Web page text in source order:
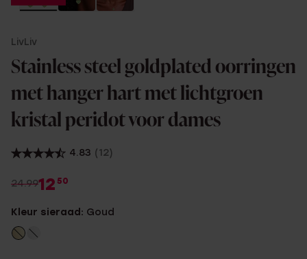
LivLiv
Stainless steel goldplated oorringen
met hanger hart met lichtgroen
kristal peridot voor dames
4.83 (12)
24.9912 50
Kleur sieraad: Goud